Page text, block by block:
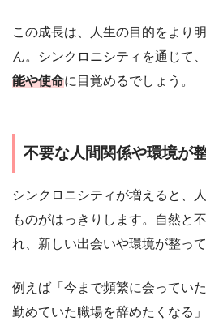
この成長は、人生の目的をより
ん。シンクロニシティを通じて、
能や使命に目覚めるでしょう。
不要な人間関係や環境が
シンクロニシティが増えると、
ものがはっきりします。自然と
れ、新しい出会いや環境が整っ
例えば「今まで頻繁に会ってい
勤めていた職場を辞めたくなる